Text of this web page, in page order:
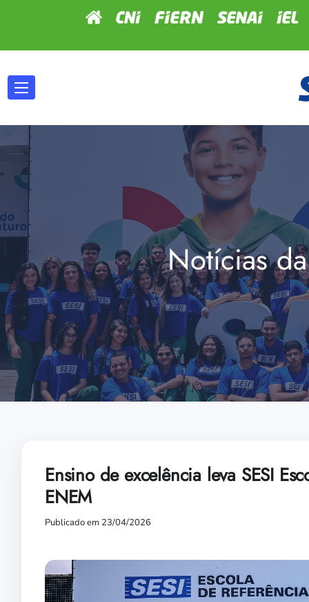
Notícias
Ensino de excelência leva SESI
ENEM
Publicado em 23/04/2026